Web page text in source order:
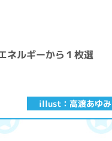
illust：高渡あゆみ
ネルギーから１枚選